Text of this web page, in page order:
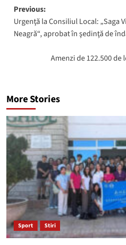
Post
navigation
Previous:
Urgenţă la Consiliul Local: „Saga
Neagră“, aprobat în şedinţă de
Amenzi de 122.500 de
More Stories
Sport Stiri